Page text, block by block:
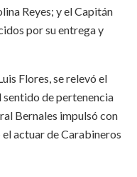
Reyes; y el Capitán
por su entrega y
Flores, se relevó el
de pertenencia
Bernales impulsó con
actuar de Carabineros